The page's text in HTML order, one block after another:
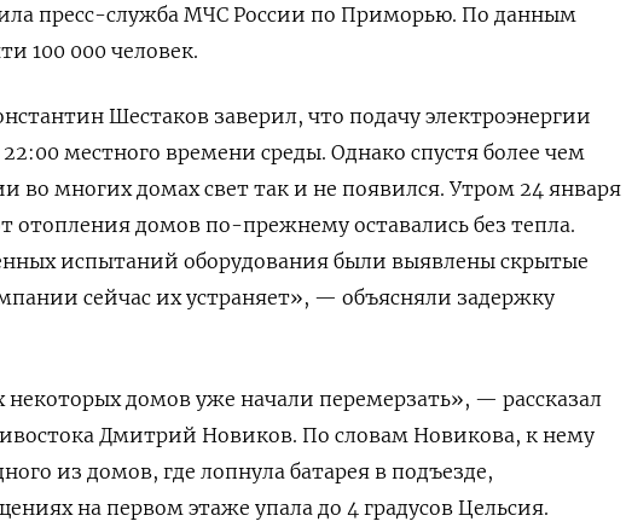
пресс-служба МЧС России по Приморью. По данным
100 000 человек.
Шестаков заверил, что подачу электроэнергии
местного времени среды. Однако спустя более чем
во многих домах свет так и не появился. Утром 24 января
отопления домов по-прежнему оставались без тепла.
испытаний оборудования были выявлены скрытые
сейчас их устраняет», — объясняли задержку
некоторых домов уже начали перемерзать», — рассказал
Дмитрий Новиков. По словам Новикова, к нему
из домов, где лопнула батарея в подъезде,
на первом этаже упала до 4 градусов Цельсия.